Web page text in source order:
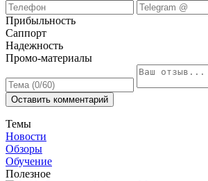
Прибыльность
Саппорт
Надежность
Промо-материалы
Оставить комментарий
Темы
Новости
Обзоры
Обучение
Полезное